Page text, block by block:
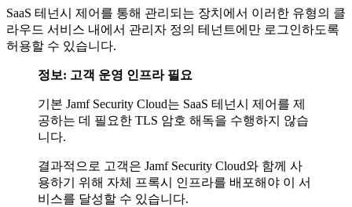
SaaS 테넌시 제어를 통해 관리되는 장치에서 이러한 유형의 클
라우드 서비스 내에서 관리자 정의 테넌트에만 로그인하도록
허용할 수 있습니다.
정보: 고객 운영 인프라 필요
기본 Jamf Security Cloud는 SaaS 테넌시 제어를 제
공하는 데 필요한 TLS 암호 해독을 수행하지 않습
니다.
결과적으로 고객은 Jamf Security Cloud와 함께 사
용하기 위해 자체 프록시 인프라를 배포해야 이 서
비스를 달성할 수 있습니다.